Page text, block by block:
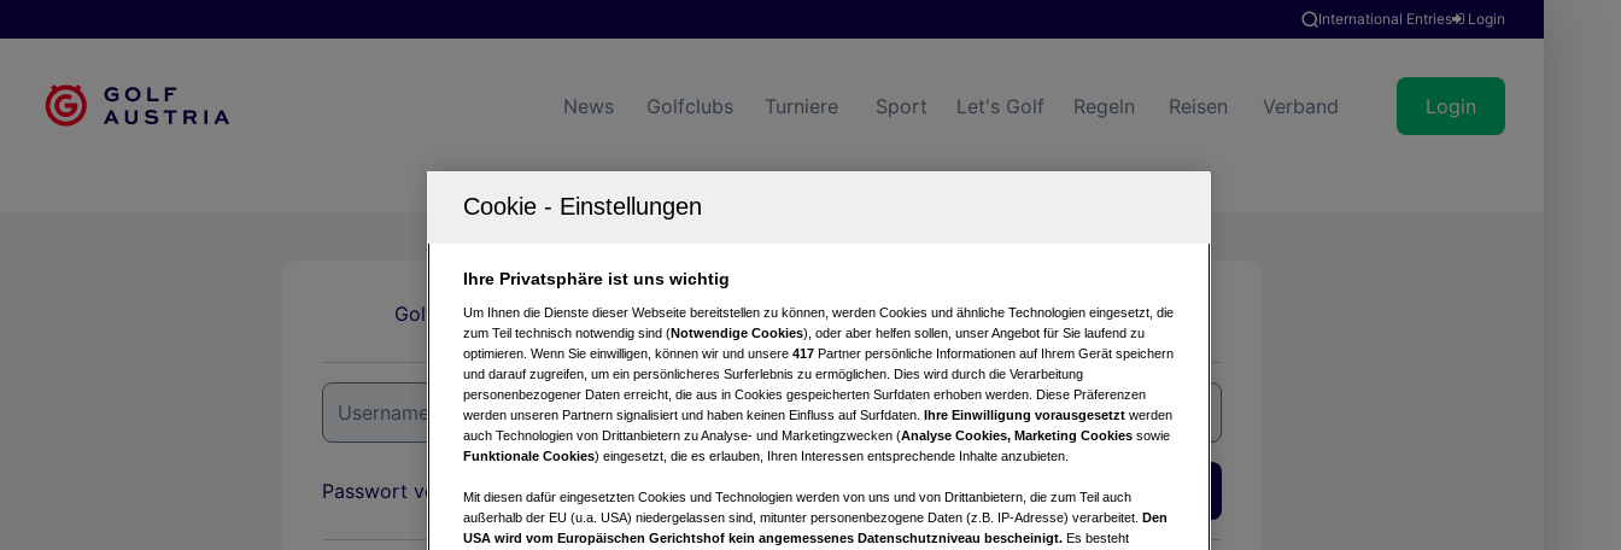
International Entries Login
News Golfclubs Turniere Sport Let's Golf Regeln Reisen Verband Login
Golfclubs Turniere Events Hotels Suche
Passwort vergessen?
Ihre Privatsphäre ist uns wichtig
Um Ihnen die Dienste dieser Webseite bereitstellen zu können, werden Cookies und ähnliche Technologien eingesetzt, die
zum Teil technisch notwendig sind (Notwendige Cookies), oder aber helfen sollen, unser Angebot für Sie laufend zu
optimieren. Wenn Sie einwilligen, können wir und unsere 417 Partner persönliche Informationen auf Ihrem Gerät speichern
und darauf zugreifen, um ein persönlicheres Surferlebnis zu ermöglichen. Dies wird durch die Verarbeitung
personenbezogener Daten erreicht, die aus in Cookies gespeicherten Surfdaten erhoben werden. Diese Präferenzen
werden unseren Partnern signalisiert und haben keinen Einfluss auf Surfdaten. Ihre Einwilligung vorausgesetzt werden
auch Technologien von Drittanbietern zu Analyse- und Marketingzwecken (Analyse Cookies, Marketing Cookies sowie
Funktionale Cookies) eingesetzt, die es erlauben, Ihren Interessen entsprechende Inhalte anzubieten.
Mit diesen dafür eingesetzten Cookies und Technologien werden von uns und von Drittanbietern, die zum Teil auch
außerhalb der EU (u.a. USA) niedergelassen sind, mitunter personenbezogene Daten (z.B. IP-Adresse) verarbeitet. Den
USA wird vom Europäischen Gerichtshof kein angemessenes Datenschutzniveau bescheinigt. Es besteht